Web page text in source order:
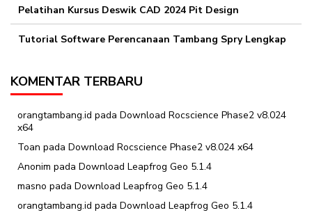
Pelatihan Kursus Deswik CAD 2024 Pit Design
Tutorial Software Perencanaan Tambang Spry Lengkap
KOMENTAR TERBARU
orangtambang.id pada Download Rocscience Phase2 v8.024
x64
Toan pada Download Rocscience Phase2 v8.024 x64
Anonim pada Download Leapfrog Geo 5.1.4
masno pada Download Leapfrog Geo 5.1.4
orangtambang.id pada Download Leapfrog Geo 5.1.4